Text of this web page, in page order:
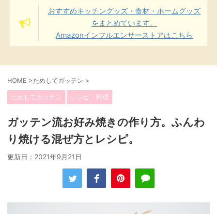
おすすめキッチングッズ・食材・ホームグッズ
をまとめています。
Amazonインフルエンサーストアはこちら
HOME >ためしてガッテン >
ためしてガッテン レシピ・料理
ガッテン流お好み焼きの作り方。ふんわ
り焼ける混ぜ方とレシピ。
更新日： 2021年9月21日